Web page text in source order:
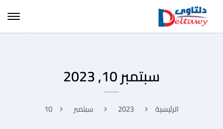
سبتمبر 10, 2023
الرئيسية 2023 سبتمبر 10